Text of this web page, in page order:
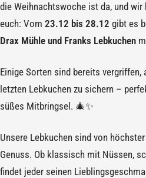
die Weihnachtswoche ist da, und
euch: Vom 23.12 bis 28.12 gibt es
Drax Mühle und Franks Lebkuchen
Einige Sorten sind bereits
letzten Lebkuchen zu sichern –
süßes Mitbringsel. 🎄✨
Unsere Lebkuchen sind von
Genuss. Ob klassisch mit Nüssen,
findet jeder seinen